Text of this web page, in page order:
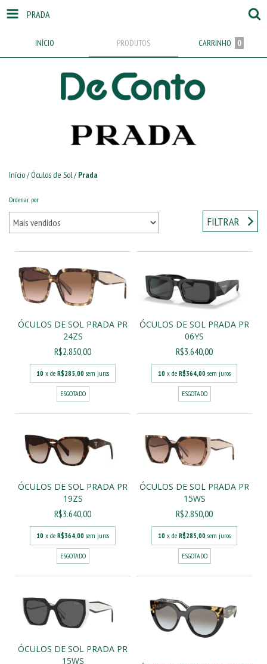
PRADA
INÍCIO PRODUTOS CARRINHO 0
Início/ Óculos de Sol / Prada
Ordenar por
FILTRAR
ÓCULOS DE SOL PRADA PR
24ZS
R$2.850,00
10 x de R$285,00 sem juros
ESGOTADO
ÓCULOS DE SOL PRADA PR
06YS
R$3.640,00
10 x de R$364,00 sem juros
ESGOTADO
ÓCULOS DE SOL PRADA PR
19ZS
R$3.640,00
10 x de R$364,00 sem juros
ESGOTADO
ÓCULOS DE SOL PRADA PR
15WS
R$2.850,00
10 x de R$285,00 sem juros
ESGOTADO
ÓCULOS DE SOL PRADA PR
15WS